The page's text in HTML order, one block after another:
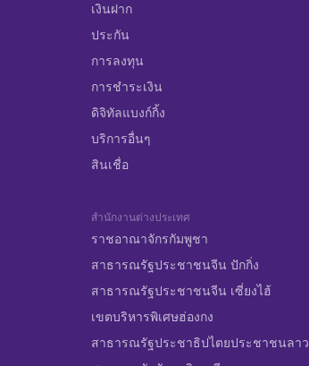
เงินฝาก
ประกัน
การลงทุน
การชำระเงิน
ดิจิทัลแบงก์กิ้ง
บริการอื่นๆ
สินเชื่อ
สำนักงานต่างประเทศ
ราชอาณาจักรกัมพูชา
สาธารณรัฐประชาชนจีน ปักกิ่ง
สาธารณรัฐประชาชนจีน เซี่ยงไฮ้
เขตบริหารพิเศษฮ่องกง
สาธารณรัฐประชาธิปไตยประชาชนลาว